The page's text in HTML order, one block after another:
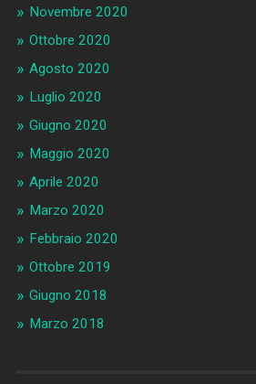
Novembre 2020
Ottobre 2020
Agosto 2020
Luglio 2020
Giugno 2020
Maggio 2020
Aprile 2020
Marzo 2020
Febbraio 2020
Ottobre 2019
Giugno 2018
Marzo 2018